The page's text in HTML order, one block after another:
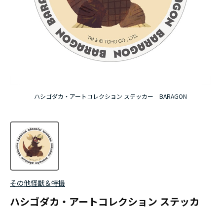
ハシゴダカ・アートコレクション ステッカー BARAGON
その他怪獣＆特撮
ハシゴダカ・アートコレクション ステッカ